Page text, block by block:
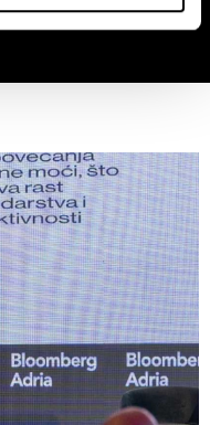
uPolitici kolačića.
ponovno ažurirati klikom
kojem trenutku